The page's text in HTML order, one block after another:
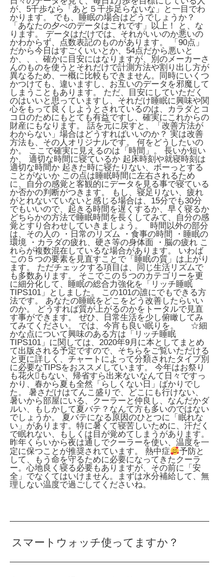
が、5千歩なら「あと５千歩足らないな」と一目でわ
かります。 でも、睡眠の場合はどうでしょうか？
「あなたの夕べのデータはこれです」以上！ と、な
ります。 データはだけでは、それがいいのか悪いの
かわからず、点数表記のものがあります。 「90点」
だから今日はすごくいいとか、54点だから悪いと
か、、、確かに目安にはなりますが、別のメーカーさ
んのものを使うとそれだけで計測方法や割り出し方が
異なるため、一概に比較もできません。同時にいくつ
かつけても、違いますし、お互いのデータを邪魔して
しまうこともあります。 ただ、目安にしていただく
のはいいと思っていますし、それだけ睡眠に興味や関
心をもって良くしようとされているのは、カラダとコ
コロのためにもとても有益ですし、確実にこれからの
財産にもなります。 話を元に戻すと、「改善方法が
わからない」場合はどうすればいいのか？ 実は改善
方法も、その人オリジナルです。 何をどうしたいの
か。 ここで確実に見えるのは「時間」。 長いか短い
か、 適切な時間に寝ているか 起床時刻や就寝時刻は
適切な時間か 起きた時に寝たりない、ボーっとする
ことがないか この点は睡眠時間に左右されるため
に、自分の感覚と客観的にデータを見る事で寝ている
か否かの判断がつきます。 もし、寝足りない、疲れ
がとれないていないと感じる場合は、15分でも30分
でもいいので、起きる時間を遅くするか、早く寝るか
どちらかの方法で睡眠時間を長くしてみて、自分の感
覚とすり合わせしていきましょう。 時間以外の部分
は、その人の ・日常のリズム ・食事の時間 ・睡眠の
環境 ・カラダの疲れ、硬さ等の身体面 ・脳の疲れ こ
れらが複数混在しているな場合があります。 いわば
この５つの要素を見直すことで「睡眠の質」は上がり
ます。 ただチェックする項目は、同じ生活リズムで
も多数あります。 そこでこの５つのカテゴリーを更
に細分化して、睡眠の総合力強化を「リッチ睡眠
TIPS101」としました。 この101の誰にでもできる方
法です。 あなたの睡眠をどこをどう改善したらいい
のか。 どうすれば質が上がるのかをトータルで見直
す事ができます。 ぜひ、日常生活を少し俯瞰してみ
てみてください。 では、今宵も良い眠りを。 ☆細
かな点について興味のある方は「リッチ睡眠
TIPS101」に関しては、2020年9月に本としてまとめ
て出版される予定ですので、そちらをご覧いただける
と更に詳しく、チャートによって分類されたタイプ別
に必要なTIPSをおススメしています。 今年はお祭り
も花火もない、帰省すら出来ないなんて日々ですっ
かり、春から夏も全然「らしくない日」ばかりでし
た。 暑さだけはてんこ盛りで、どこにも行けない、
暑いから部屋にいる、クーラーと仲良し、なんだかダ
ルい、もしかして夏バテ？なんて方も多いのではない
でしょうか。 夏バテになる原因のひとつに「眠れな
い」があります。特に暑くて寝苦しいために、汗だく
で眠れない、もしくは目が覚めてしまうがあります。
昨年くらいから夜は通しでクーラーを使い、温度を一
定に保つことが推奨されています。 熱中症
予防と
して、もう命を守るために必要になってきたクーラ
ー。心地良く寝る必要もありますが、その前に「安
全」でなくてはいけません。まずは水分補給して、無
理しない温度で過ごしてくださいね。
スマートウォッチ使ってますか？